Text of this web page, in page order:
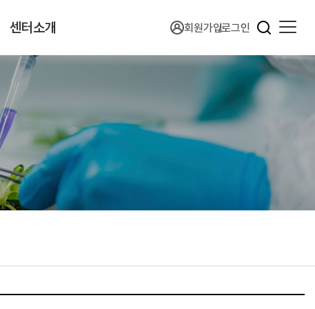
센터소개 회원가입로그인